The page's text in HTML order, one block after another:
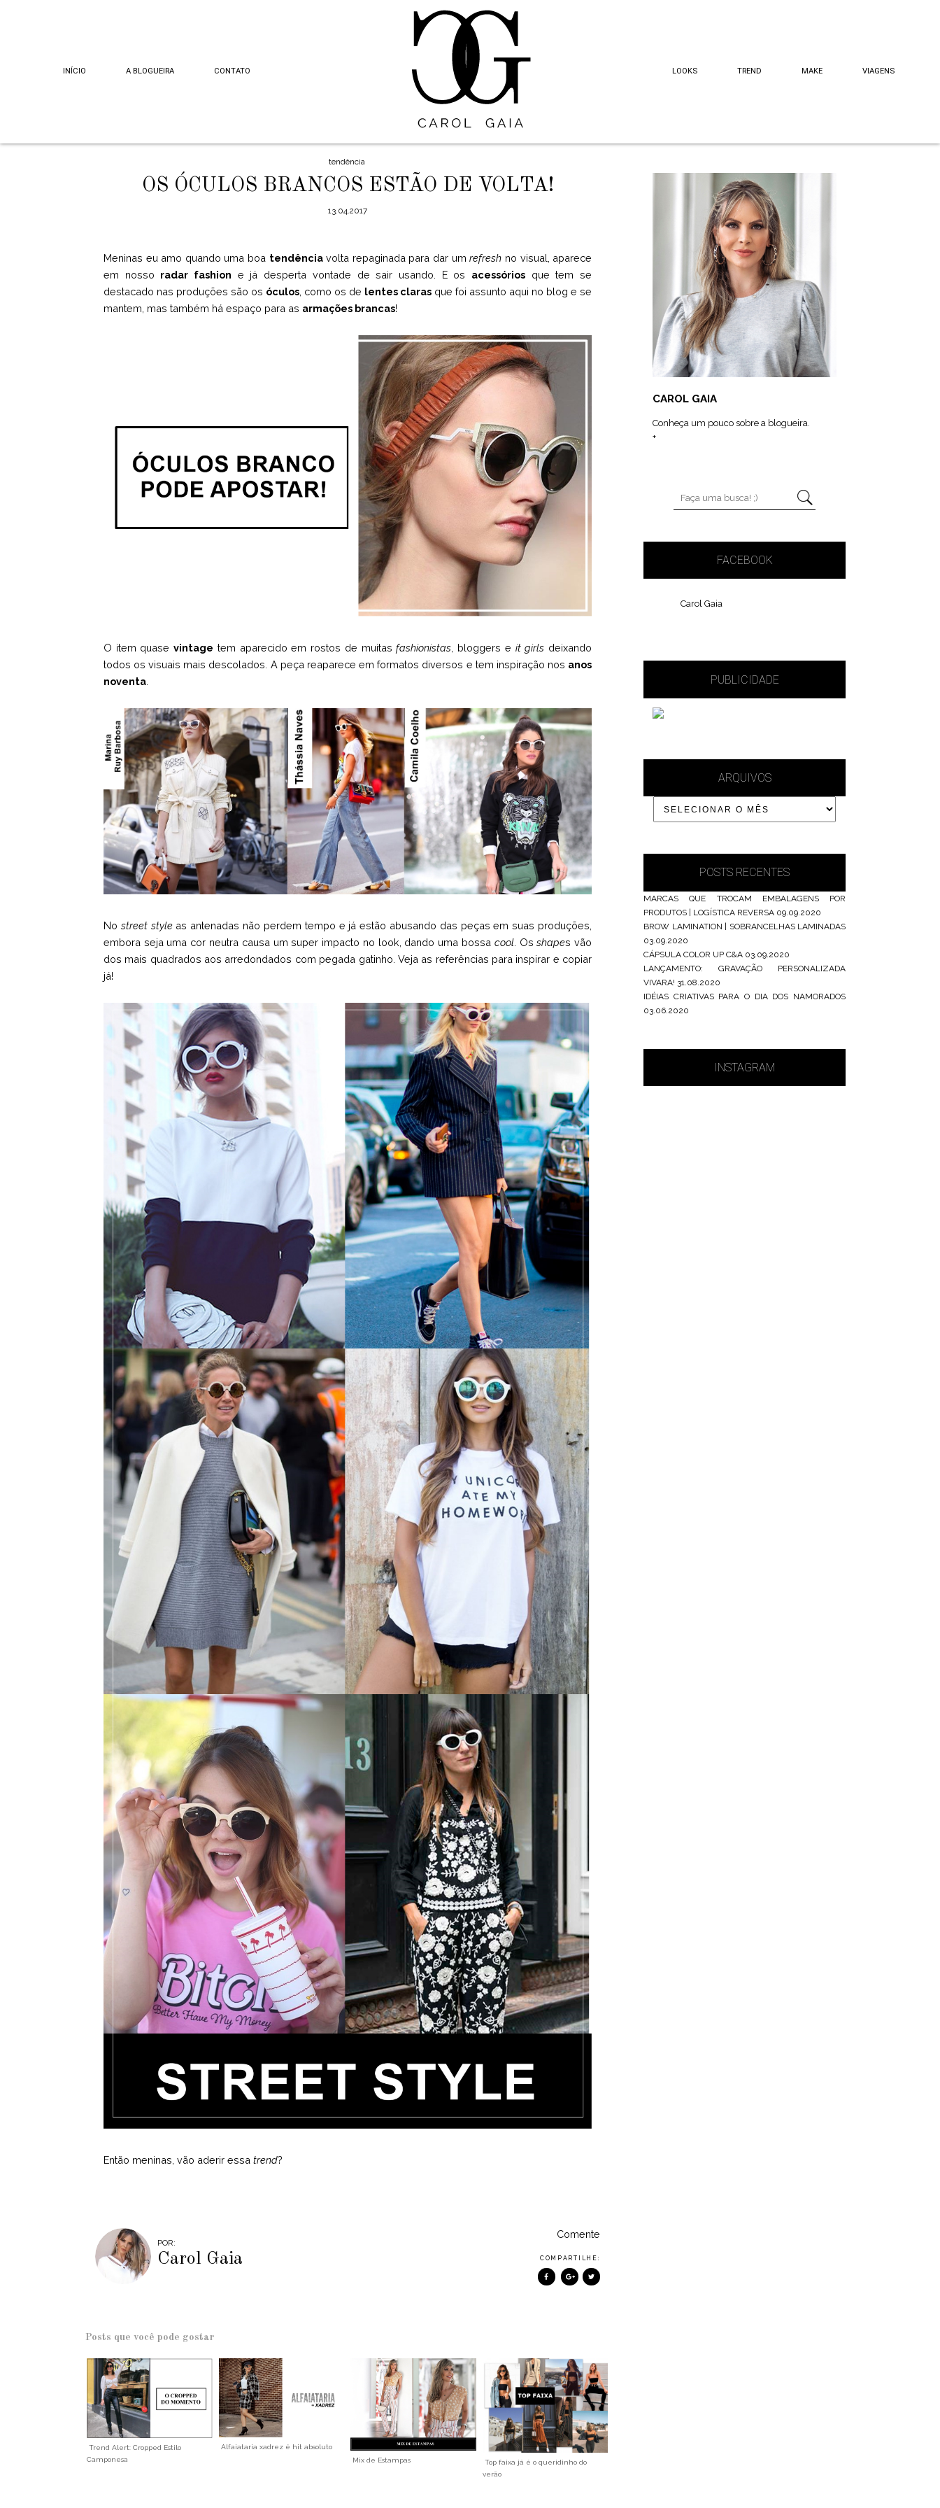
INÍCIO A BLOGUEIRA CONTATO LOOKS TREND MAKE VIAGENS
tendência
OS ÓCULOS BRANCOS ESTÃO DE VOLTA!
13.04.2017
Meninas eu amo quando uma boa tendênciavolta repaginada para dar umrefresh no visual, aparece
em nosso radar fashion e já desperta vontade de sair usando. E os acessórios que tem se
destacado nas produções são os óculos, como os de lentes claras que foi assunto aqui no blog e se
mantem, mas também há espaço para as armações brancas!
O item quasevintage tem aparecido em rostos de muitasfashionistas , bloggers e it girls deixando
todos os visuais mais descolados. A peça reaparece em formatos diversos e tem inspiração nos anos
noventa.
No street styleas antenadas não perdem tempo e já estão abusando das peças em suas produções,
embora seja uma cor neutra causa um super impacto no look, dando uma bossa cool. Osshapes vão
dos mais quadrados aos arredondados com pegada gatinho. Veja as referências para inspirar e copiar
já!
Então meninas, vão aderir essa trend?
POR:
Carol Gaia
Comente
COMPARTILHE:
Posts que você pode gostar
Trend Alert: Cropped Estilo
Camponesa
Alfaiataria xadrez é hit absoluto
Mix de Estampas
Top faixa já é o queridinho do
verão
CAROL GAIA
Conheça um pouco sobre a blogueira.
+
FACEBOOK
Carol Gaia
PUBLICIDADE
ARQUIVOS
POSTS RECENTES
MARCAS QUE TROCAM EMBALAGENS POR
PRODUTOS | LOGÍSTICA REVERSA 09.09.2020
BROW LAMINATION | SOBRANCELHAS LAMINADAS
03.09.2020
CÁPSULA COLOR UP C&A 03.09.2020
LANÇAMENTO: GRAVAÇÃO PERSONALIZADA
VIVARA! 31.08.2020
IDÉIAS CRIATIVAS PARA O DIA DOS NAMORADOS
03.06.2020
INSTAGRAM